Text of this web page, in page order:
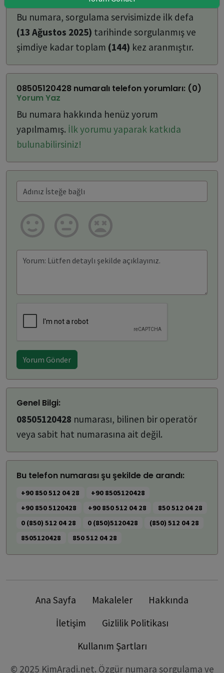
Bu numara, sorgulama servisimizde ilk defa
(13 Ağustos 2025) tarihinde sorgulanmış ve
şimdiye kadar toplam (144) kez aranmıştır.
08505120428 numaralı telefon yorumları: (0)
Yorum Yaz
Bu numara hakkında henüz yorum
yapılmamış. İlk yorumu yaparak katkıda
bulunabilirsiniz!
Yorum Gönder
Genel Bilgi:
08505120428 numarası, bilinen bir operatör
veya sabit hat numarasına ait değil.
Bu telefon numarası şu şekilde de arandı:
+90 850 512 04 28
+90 8505120428
+90 850 5120428
+90 850 512 04 28
850 512 04 28
0 (850) 512 04 28
0 (850)5120428
(850) 512 04 28
8505120428
850 512 04 28
Ana Sayfa Makaleler
Hakkında
İletişim
Gizlilik Politikası
Kullanım Şartları
© 2025 KimAradi.net. Özgür numara sorgulama ve